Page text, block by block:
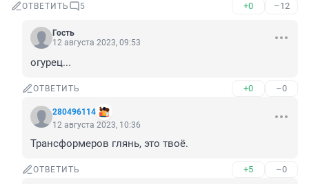
ОТВЕТИТЬ 5 +0 –12
Гость
12 августа 2023, 09:53
огурец...
ОТВЕТИТЬ +0 –0
280496114
12 августа 2023, 10:36
Трансформеров глянь, это твоё.
ОТВЕТИТЬ +5 –0